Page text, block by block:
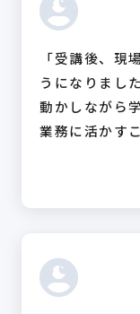
「受講後、現
うになりまし
動かしながら
業務に活かす